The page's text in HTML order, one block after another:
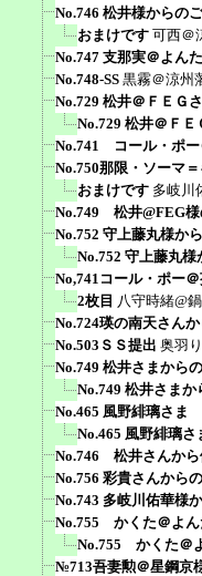
No.746 松井様からの
おまけです 可西＠
No.747 支那実＠よん
No.748-SS 黒霧＠涼州
No.729 松井＠ＦＥＧ
No.729 松井＠Ｆ
No.741 コール・ポー
No.750那限・ソーマ
おまけです 多岐川
No.749 松井@FEG様
No.752 守上藤丸様か
No.752 守上藤丸
No,741コール・ポー
2枚目 八守時緒@
No.724瑛の南天さん
No.503ＳＳ提出 奥羽
No.749 松井さまから
No.749 松井さまか
No.465 風野緋璃さま
No.465 風野緋璃
No.746 松井さんから
No.756 彩貴さんから
No.743 多岐川佑華様
No.755 かくた＠よん
No.755 かくた＠
№713吾妻勲＠星鋼京